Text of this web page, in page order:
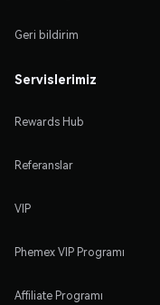
Geri bildirim
Servislerimiz
Rewards Hub
Referanslar
VIP
Phemex VIP Programı
Affiliate Programı